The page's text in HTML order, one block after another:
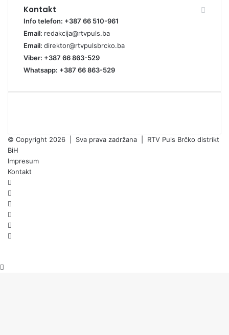
Kontakt
Info telefon: +387 66 510-961
Email: redakcija@rtvpuls.ba
Email: direktor@rtvpulsbrcko.ba
Viber: +387 66 863-529
Whatsapp: +387 66 863-529
© Copyright 2026 | Sva prava zadržana | RTV Puls Brčko distrikt
BiH
Impresum
Kontakt